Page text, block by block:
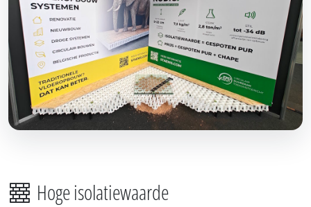
Hoge isolatiewaarde